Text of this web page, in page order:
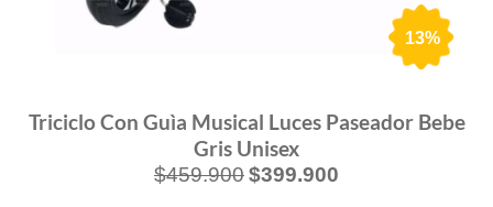
13%
Triciclo Con Guìa Musical Luces Paseador Bebe
Gris Unisex
$459.900$399.900